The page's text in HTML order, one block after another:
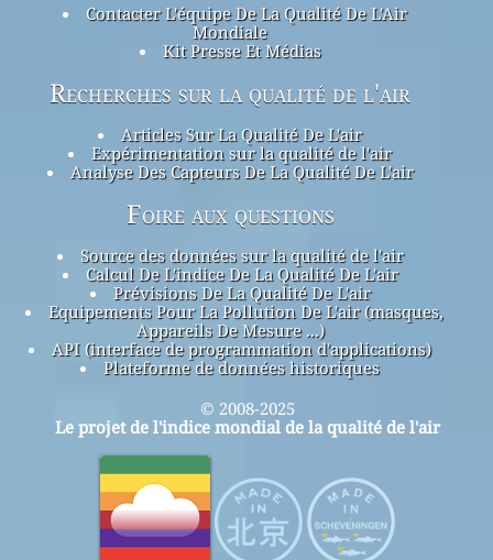
Contacter L'équipe De La Qualité De L'Air
Mondiale
Kit Presse Et Médias
Recherches sur la qualité de l'air
Articles Sur La Qualité De L'air
Expérimentation sur la qualité de l'air
Analyse Des Capteurs De La Qualité De L'air
Foire aux questions
Source des données sur la qualité de l'air
Calcul De L'indice De La Qualité De L'air
Prévisions De La Qualité De L'air
Equipements Pour La Pollution De L'air (masques,
Appareils De Mesure ...)
API (interface de programmation d'applications)
Plateforme de données historiques
© 2008-2025
Le projet de l'indice mondial de la qualité de l'air